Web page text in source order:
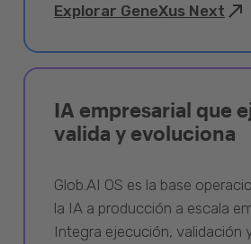
Explorar GeneXus Next
IA empresarial que
valida y evoluciona
Glob.AI OS es la base
la IA a producción a escala
Integra ejecución, validación